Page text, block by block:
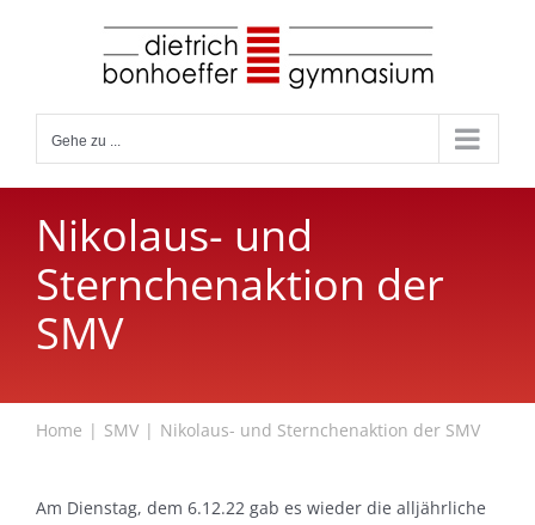
Gehe zu ...
Nikolaus- und
Sternchenaktion der
SMV
Home SMV Nikolaus- und Sternchenaktion der SMV
Am Dienstag, dem 6.12.22 gab es wieder die alljährliche